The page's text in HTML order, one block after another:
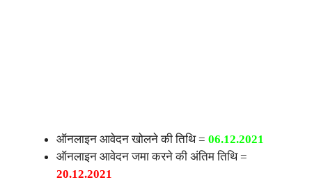
ऑनलाइन आवेदन खोलने की तिथि = 06.12.2021
ऑनलाइन आवेदन जमा करने की अंतिम तिथि =
20.12.2021